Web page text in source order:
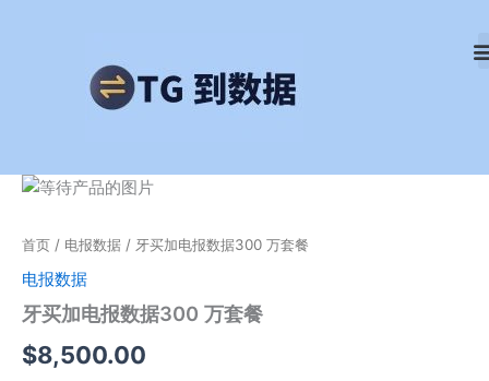
首页 / 电报数据 / 牙买加电报数据300 万套餐
电报数据
牙买加电报数据300 万套餐
$8,500.00
牙
电
报
数
据
万